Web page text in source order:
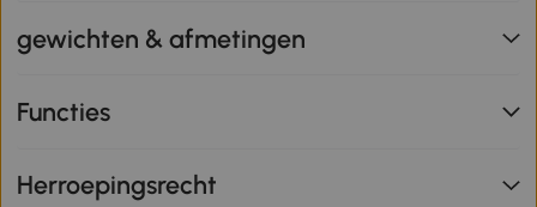
gewichten & afmetingen
Functies
Herroepingsrecht